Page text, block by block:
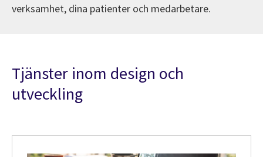
verksamhet, dina patienter och medarbetare.
Tjänster inom design och
utveckling